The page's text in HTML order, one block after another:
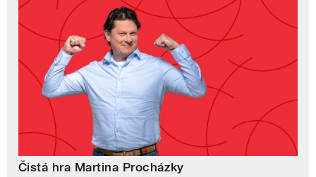
Čistá hra Martina Procházky